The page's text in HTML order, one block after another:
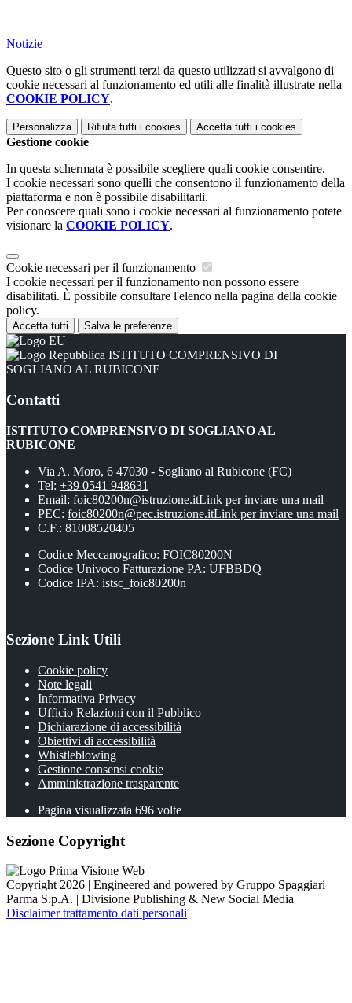
Notizie
Questo sito o gli strumenti terzi da questo utilizzati si avvalgono di
cookie necessari al funzionamento ed utili alle finalità illustrate nella
COOKIE POLICY.
Personalizza Rifiuta tutti i cookies Accetta tutti i cookies
Gestione cookie
In questa schermata è possibile scegliere quali cookie consentire.
I cookie necessari sono quelli che consentono il funzionamento della
piattaforma e non è possibile disabilitarli.
Per conoscere quali sono i cookie necessari al funzionamento potete
visionare la COOKIE POLICY.
Cookie necessari per il funzionamento
I cookie necessari per il funzionamento non possono essere
disabilitati. È possibile consultare l'elenco nella pagina della cookie
policy.
Accetta tutti Salva le preferenze
ISTITUTO COMPRENSIVO DI
SOGLIANO AL RUBICONE
Contatti
ISTITUTO COMPRENSIVO DI SOGLIANO AL
RUBICONE
Via A. Moro, 6 47030 - Sogliano al Rubicone (FC)
Tel: +39 0541 948631
Email: foic80200n@istruzione.itLink per inviare una mail
PEC: foic80200n@pec.istruzione.itLink per inviare una mail
C.F.: 81008520405
Codice Meccanografico: FOIC80200N
Codice Univoco Fatturazione PA: UFBBDQ
Codice IPA: istsc_foic80200n
Sezione Link Utili
Cookie policy
Note legali
Informativa Privacy
Ufficio Relazioni con il Pubblico
Dichiarazione di accessibilità
Obiettivi di accessibilità
Whistleblowing
Gestione consensi cookie
Amministrazione trasparente
Pagina visualizzata 696 volte
Sezione Copyright
Copyright 2026 | Engineered and powered by Gruppo Spaggiari
Parma S.p.A. | Divisione Publishing & New Social Media
Disclaimer trattamento dati personali